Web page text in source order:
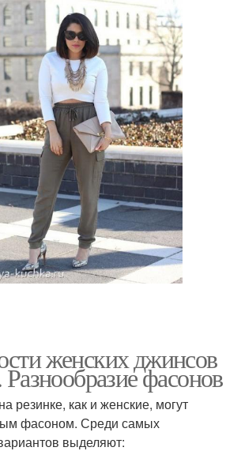
женских джинсов
Разнообразие фасонов
резинке, как и женские, могут
фасоном. Среди самых
выделяют: